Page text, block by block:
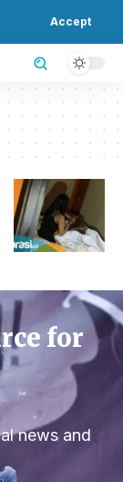
Accept
for
news and